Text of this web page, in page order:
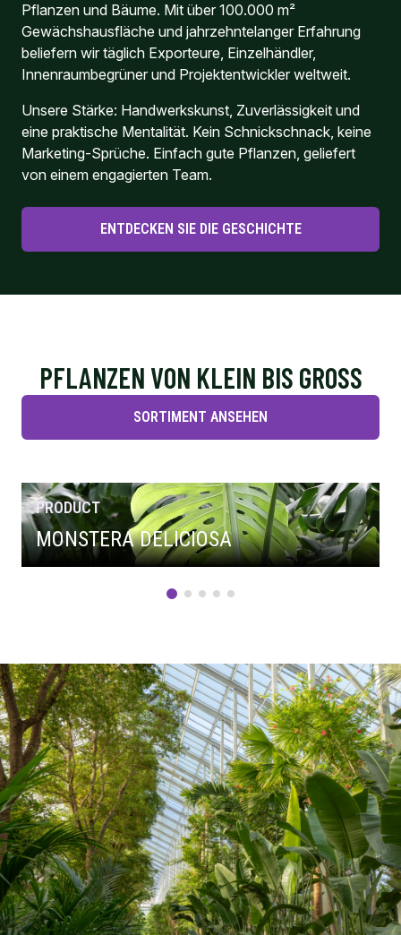
Pflanzen und Bäume. Mit über 100.000 m²
Gewächshausfläche und jahrzehntelanger Erfahrung
beliefern wir täglich Exporteure, Einzelhändler,
Innenraumbegrüner und Projektentwickler weltweit.
Unsere Stärke: Handwerkskunst, Zuverlässigkeit und
eine praktische Mentalität. Kein Schnickschnack, keine
Marketing-Sprüche. Einfach gute Pflanzen, geliefert
von einem engagierten Team.
ENTDECKEN SIE DIE GESCHICHTE
PFLANZEN VON KLEIN BIS GROSS
SORTIMENT ANSEHEN
PRODUCT
MONSTERA DELICIOSA